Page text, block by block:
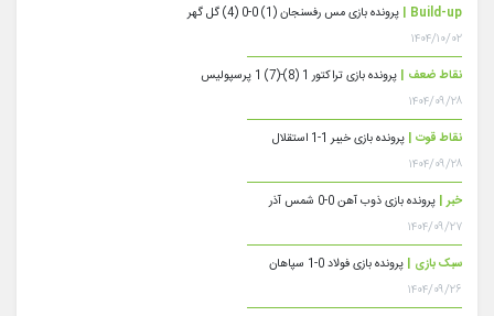
Build-up | پرونده بازی مس رفسنجان (1) 0-0 (4) گل گهر
۱۴۰۴/۱۰/۰۲
نقاط ضعف | پرونده بازی تراکتور 1 (8)-(7) 1 پرسپولیس
۱۴۰۴/۰۹/۲۸
نقاط قوت | پرونده بازی خیبر 1-1 استقلال
۱۴۰۴/۰۹/۲۸
خبر | پرونده بازی ذوب آهن 0-0 شمس آذر
۱۴۰۴/۰۹/۲۷
سبک بازی | پرونده بازی فولاد 0-1 سپاهان
۱۴۰۴/۰۹/۲۶